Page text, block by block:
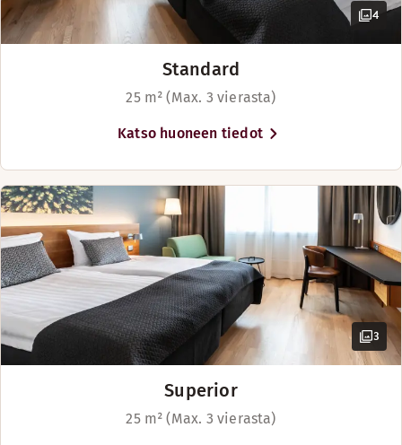
4
Standard
25 m² (Max. 3 vierasta)
Katso huoneen tiedot
3
Superior
25 m² (Max. 3 vierasta)